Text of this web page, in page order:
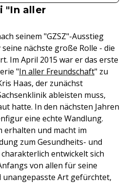
"In aller
seinem "GZSZ"-Ausstieg
nächste große Rolle - die
Im April 2015 war er das erste
"In aller Freundschaft" zu
Haas, der zunächst
ableisten muss,
hatte. In den nächsten Jahren
eine echte Wandlung.
erhalten und macht im
zum Gesundheits- und
entwickelt sich
von allen für seine
Art gefürchtet,